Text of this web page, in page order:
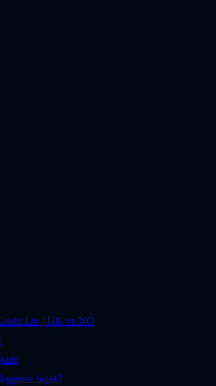
Liv | UK vs NO
laget?